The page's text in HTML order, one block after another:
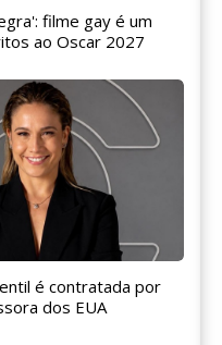
filme gay é um
ao Oscar 2027
é contratada por
dos EUA